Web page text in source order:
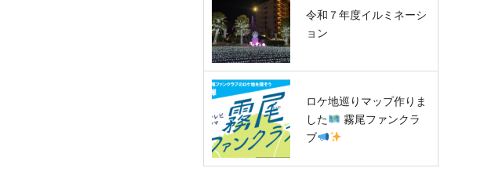
令和７年度イルミネーシ
ョン
ロケ地巡りマップ作りま
した
霧尾ファンクラ
ブ